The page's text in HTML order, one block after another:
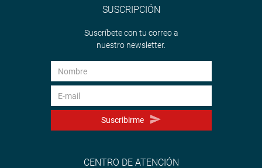
SUSCRIPCIÓN
Suscríbete con tu correo a
nuestro newsletter.
Suscribirme
CENTRO DE ATENCIÓN